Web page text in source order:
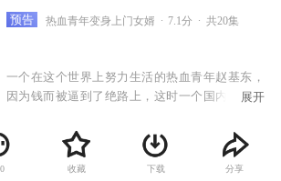
预告 热血青年变身上门女婿 7.1分 共20集
一个在这个世界上努力生活的热血青年赵基东，
因为钱而被逼到了绝路上，这时一个国内首屈一
帘。为了钱闯进富翁家里的一个男人和因心灵创
伤而与世隔绝的一个女人间发生了令人捧腹大笑
的爱情故事。
展开
收藏 下载 分享